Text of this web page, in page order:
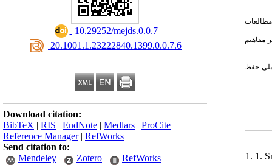
‎ 10.29252/mejds.0.0.7
‎ 20.1001.1.23222840.1399.0.0.7.6
Download citation:
BibTeX | RIS | EndNote | Medlars | ProCite |
Reference Manager| RefWorks
Send citation to:
Mendeley
Zotero RefWorks
مفاهیم
حفظ
1. 1.